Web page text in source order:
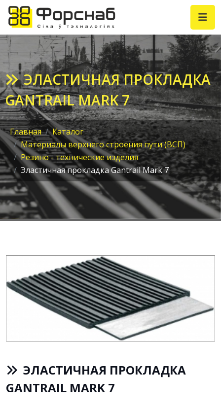
ЭЛАСТИЧНАЯ ПРОКЛАДКА
GANTRAIL MARK 7
Главная
Каталог
Материалы верхнего строения пути (ВСП)
Резино - технические изделия
Эластичная прокладка Gantrail Mark 7
ЭЛАСТИЧНАЯ ПРОКЛАДКА
GANTRAIL MARK 7